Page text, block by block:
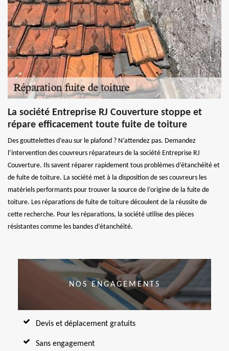
La société Entreprise RJ Couverture stoppe et
répare efficacement toute fuite de toiture
Des gouttelettes d’eau sur le plafond ? N’attendez pas. Demandez
l’intervention des couvreurs réparateurs de la société Entreprise RJ
Couverture. Ils savent réparer rapidement tous problèmes d’étanchéité et
de fuite de toiture. La société met à la disposition de ses couvreurs les
matériels performants pour trouver la source de l’origine de la fuite de
toiture. Les réparations de fuite de toiture découlent de la réussite de
cette recherche. Pour les réparations, la société utilise des pièces
résistantes comme les bandes d’étanchéité.
NOS ENGAGEMENTS
Devis et déplacement gratuits
Sans engagement